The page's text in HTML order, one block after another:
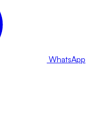
WhatsApp